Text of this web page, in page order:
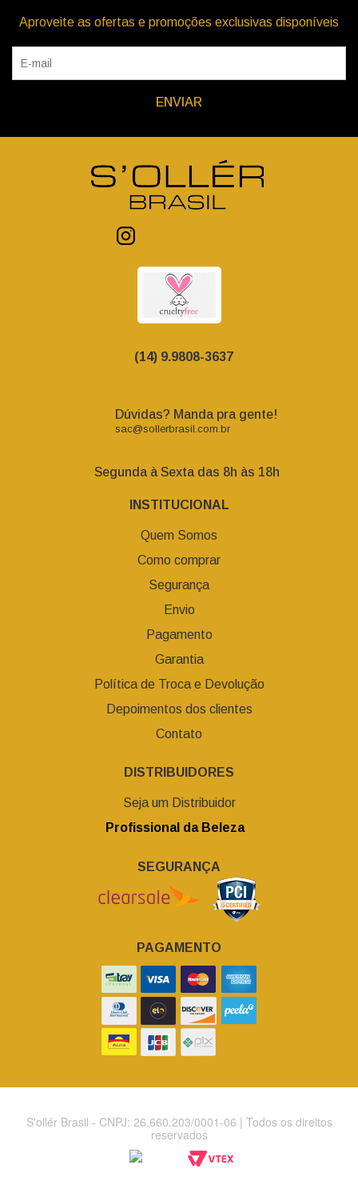
Aproveite as ofertas e promoções exclusivas disponíveis
ENVIAR
(14) 9.9808-3637
Dúvidas? Manda pra gente!
sac@sollerbrasil.com.br
Segunda à Sexta das 8h às 18h
INSTITUCIONAL
Quem Somos
Como comprar
Segurança
Envio
Pagamento
Garantia
Política de Troca e Devolução
Depoimentos dos clientes
Contato
DISTRIBUIDORES
Seja um Distribuidor
Profissional da Beleza
SEGURANÇA
PAGAMENTO
S'ollér Brasil - CNPJ: 26.660.203/0001-06 | Todos os direitos
reservados